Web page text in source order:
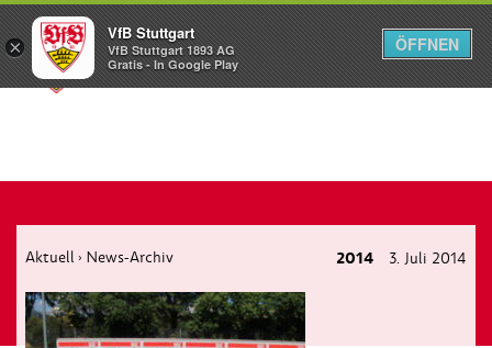
Menü
Aktuell › News-Archiv 2014 3. Juli 2014
×
VfB Stuttgart
VfB Stuttgart 1893 AG
Gratis - In Google Play
ÖFFNEN